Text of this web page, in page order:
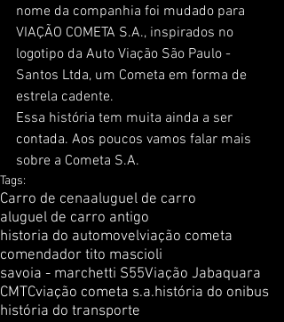
nome da companhia foi mudado para
VIAÇÃO COMETA S.A., inspirados no
logotipo da Auto Viação São Paulo -
Santos Ltda, um Cometa em forma de
estrela cadente.
Essa história tem muita ainda a ser
contada. Aos poucos vamos falar mais
sobre a Cometa S.A.
Tags:
Carro de cenaaluguel de carro
aluguel de carro antigo
historia do automovelviação cometa
comendador tito mascioli
savoia - marchetti S55Viação Jabaquara
CMTCviação cometa s.a.história do onibus
história do transporte